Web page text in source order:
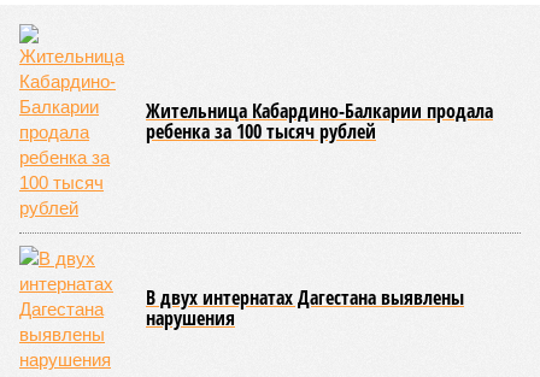
всего 16 человек.
В соседней Северной Осетии число подростков-
правонарушителей подскочило с 10 до 17. Обе
северокавказские республики в итоге оказались в первой
пятёрке общероссийского антирейтинга.
Эти данные
Министерства внутренних дел Российской Федерации.
В масштабах всей страны картина также выглядит
тревожно: за первое полугодие общее количество
несовершеннолетних преступников увеличилось по
сравнению с аналогичным периодом минувшего года на 945
человек и достигло отметки в 11,4 тысячи.